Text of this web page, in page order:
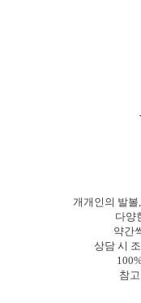
개개인의 발
다양
약간
상담 시
참